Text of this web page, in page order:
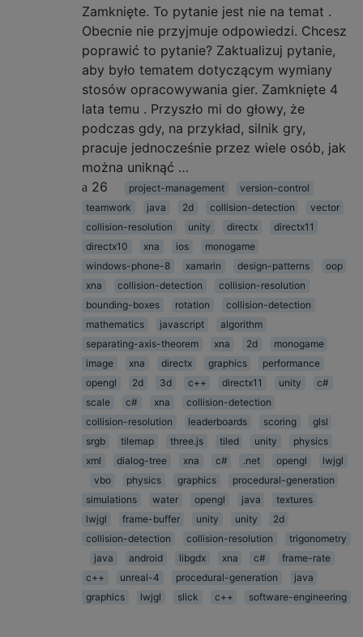
Zamknięte. To pytanie jest nie na temat .
Obecnie nie przyjmuje odpowiedzi. Chcesz
poprawić to pytanie? Zaktualizuj pytanie,
aby było tematem dotyczącym wymiany
stosów opracowywania gier. Zamknięte 4
lata temu . Przyszło mi do głowy, że
podczas gdy, na przykład, silnik gry,
pracuje jednocześnie przez wiele osób, jak
można uniknąć …
26
project-management
version-control
teamwork
java 2d collision-detection
vector
collision-resolution
unity directx
directx11
directx10
xna ios
monogame
windows-phone-8
xamarin design-patterns
oop
xna
collision-detection
collision-resolution
bounding-boxes
rotation
collision-detection
mathematics
javascript
algorithm
separating-axis-theorem
xna 2d
monogame
image
xna directx graphics
performance
opengl
2d 3d c++ directx11 unity
c#
scale
c# xna
collision-detection
collision-resolution
leaderboards scoring
glsl
srgb
tilemap three.js tiled unity
physics
xml
dialog-tree xna c# .net opengl
lwjgl
vbo
physics graphics
procedural-generation
simulations
water opengl java
textures
lwjgl
frame-buffer unity unity
2d
collision-detection
collision-resolution
trigonometry
java
android libgdx xna c#
frame-rate
c++
unreal-4 procedural-generation
java
graphics
lwjgl slick c++ software-engineering